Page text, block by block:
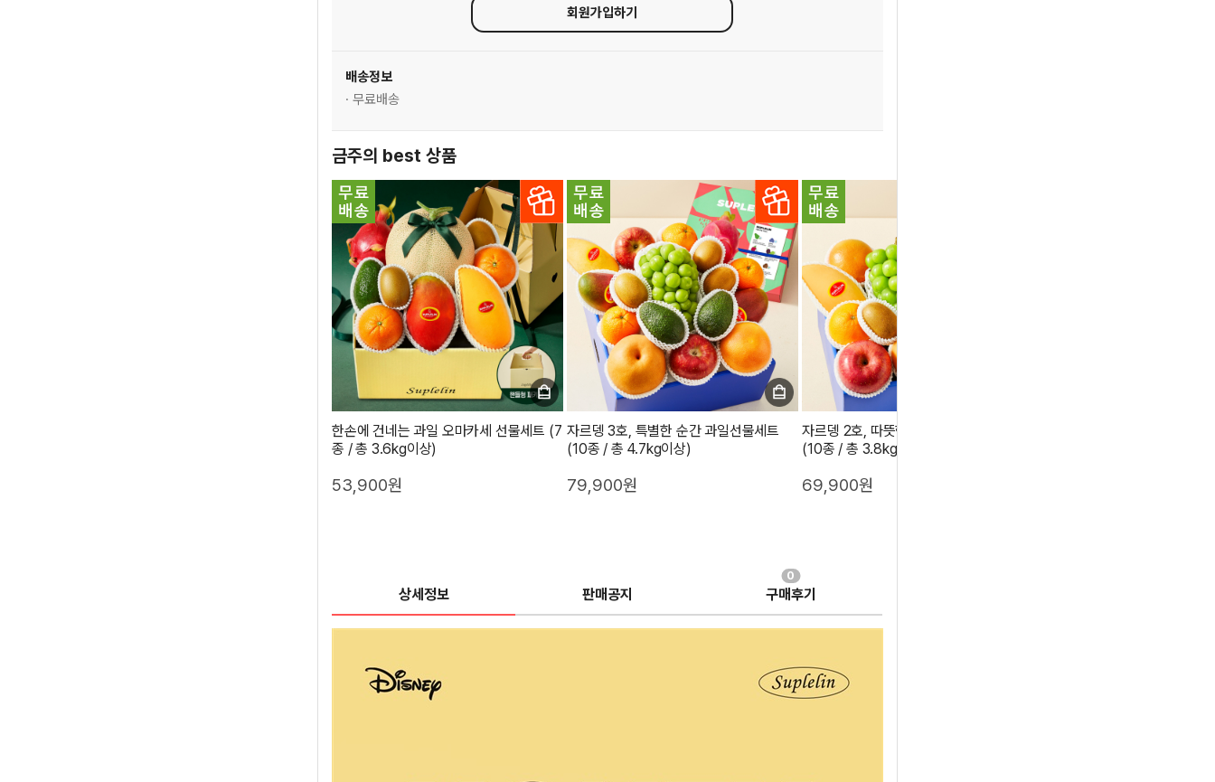
회원가입하기
배송정보
· 무료배송
금주의 best 상품
한손에 건네는 과일 오마카세 선물세트 (7
종 / 총 3.6kg이상)
53,900원
자르뎅 3호, 특별한 순간 과일선물세트
(10종 / 총 4.7kg이상)
79,900원
자르뎅 2호, 따뜻한 마음 과일선물세트
(10종 / 총 3.8kg이상)
69,900원
상세정보 판매공지 구매후기
0